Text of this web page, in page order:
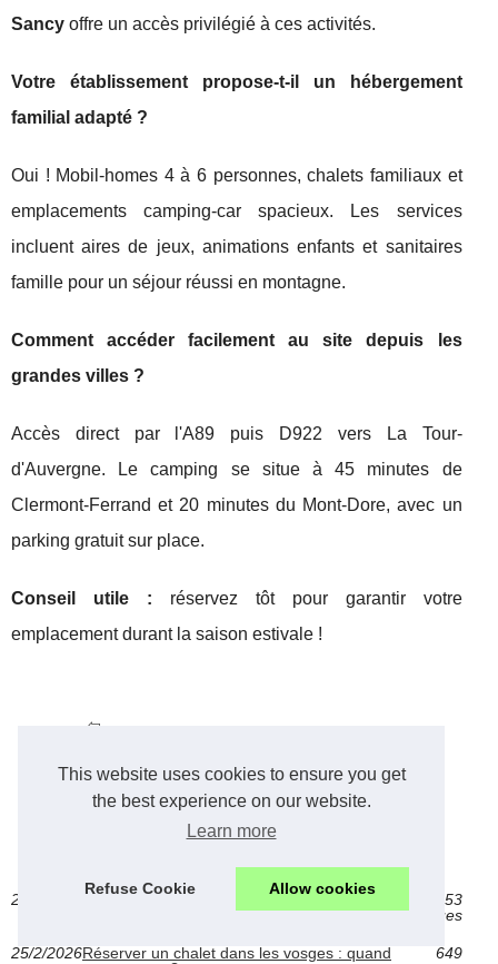
This website uses cookies to ensure you get
the best experience on our website.
Learn more
Refuse Cookie Allow cookies
Sancy offre un accès privilégié à ces activités.
Votre établissement propose-t-il un hébergement
familial adapté ?
Oui ! Mobil-homes 4 à 6 personnes, chalets familiaux et
emplacements camping-car spacieux. Les services
incluent aires de jeux, animations enfants et sanitaires
famille pour un séjour réussi en montagne.
Comment accéder facilement au site depuis les
grandes villes ?
Accès direct par l'A89 puis D922 vers La Tour-
d'Auvergne. Le camping se situe à 45 minutes de
Clermont-Ferrand et 20 minutes du Mont-Dore, avec un
parking gratuit sur place.
Conseil utile : réservez tôt pour garantir votre
emplacement durant la saison estivale !
royan : confort et
prestations
gite-la-courtille-vendee.fr, dernière publications.
27/2/2026
Camping 5 étoiles à royan : confort et
653
vues
25/2/2026Réserver un chalet dans les vosges : quand
649